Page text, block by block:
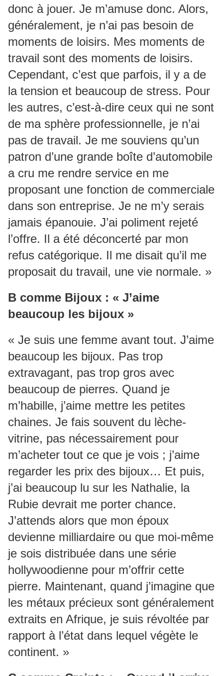
donc à jouer. Je m’amuse donc. Alors,
généralement, je n’ai pas besoin de
moments de loisirs. Mes moments de
travail sont des moments de loisirs.
Cependant, c’est que parfois, il y a de
la tension et beaucoup de stress. Pour
les autres, c’est-à-dire ceux qui ne sont
de ma sphère professionnelle, je n’ai
pas de travail. Je me souviens qu’un
patron d’une grande boîte d’automobile
a cru me rendre service en me
proposant une fonction de commerciale
dans son entreprise. Je ne m’y serais
jamais épanouie. J’ai poliment rejeté
l’offre. Il a été déconcerté par mon
refus catégorique. Il me disait qu’il me
proposait du travail, une vie normale. »
B comme Bijoux : « J’aime
beaucoup les bijoux »
« Je suis une femme avant tout. J’aime
beaucoup les bijoux. Pas trop
extravagant, pas trop gros avec
beaucoup de pierres. Quand je
m’habille, j’aime mettre les petites
chaines. Je fais souvent du lèche-
vitrine, pas nécessairement pour
m’acheter tout ce que je vois ; j’aime
regarder les prix des bijoux… Et puis,
j’ai beaucoup lu sur les Nathalie, la
Rubie devrait me porter chance.
J’attends alors que mon époux
devienne milliardaire ou que moi-même
je sois distribuée dans une série
hollywoodienne pour m’offrir cette
pierre. Maintenant, quand j’imagine que
les métaux précieux sont généralement
extraits en Afrique, je suis révoltée par
rapport à l’état dans lequel végète le
continent. »